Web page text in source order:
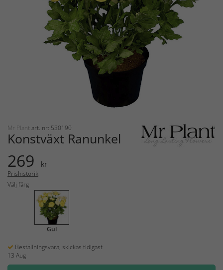
Mr Plant art. nr: 530190
Konstväxt Ranunkel
269 kr
Prishistorik
Välj färg
Gul
Beställningsvara, skickas tidigast
13 Aug